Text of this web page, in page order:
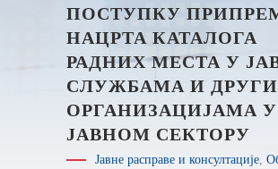
ПОСТУПКУ
НАЦРТА КАТАЛОГА
РАДНИХ МЕСТА У
СЛУЖБАМА И
ОРГАНИЗАЦИЈАМА У
ЈАВНОМ СЕКТОРУ
Јавне расправе и консултације,